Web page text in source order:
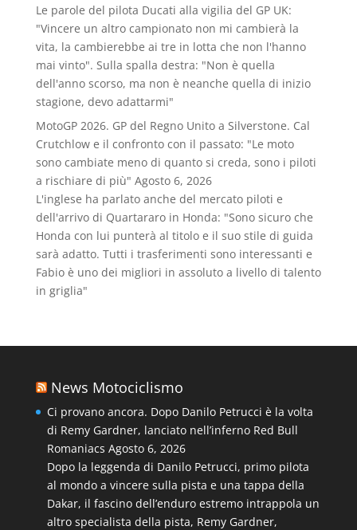
Le parole del pilota Ducati alla vigilia del GP UK:
"Vincere un altro campionato non mi cambierà la
vita, la cambierebbe ai tre in lotta che non l'hanno
mai vinto". Sulla spalla destra: "Non è quella
dell'anno scorso, ma non è neanche quella di inizio
stagione, devo adattarmi"
MotoGP 2026. GP del Regno Unito a Silverstone. Cal
Crutchlow e il confronto con il passato: "Le moto
sono cambiate meno di quanto si creda, sono i piloti
a rischiare di più" Agosto 6, 2026
L'inglese ha parlato anche del mercato piloti e
dell'arrivo di Quartararo in Honda: "Sono sicuro che
Honda con lui punterà al titolo e il suo stile di guida
sarà adatto. Tutti i trasferimenti sono interessanti e
Fabio è uno dei migliori in assoluto a livello di talento
in griglia"
News Motociclismo
Ci provano ancora. Dopo Danilo Petrucci è la volta
di Remy Gardner, lanciato nell’inferno Red Bull
Romaniacs Agosto 6, 2026
Dopo la leggenda di Danilo Petrucci, primo pilota
al mondo a vincere sulla pista e una tappa della
Dakar, il fascino dell’enduro estremo intrappola un
altro specialista della pista, Remy Gardner,